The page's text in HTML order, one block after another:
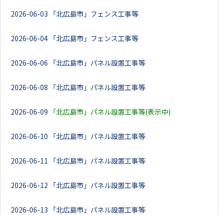
2026-06-03 「北広島市」フェンス工事等
2026-06-04 「北広島市」フェンス工事等
2026-06-06 「北広島市」パネル設置工事等
2026-06-08 「北広島市」パネル設置工事等
2026-06-09 「北広島市」パネル設置工事等(表示中)
2026-06-10 「北広島市」パネル設置工事等
2026-06-11 「北広島市」パネル設置工事等
2026-06-12 「北広島市」パネル設置工事等
2026-06-13 「北広島市」パネル設置工事等